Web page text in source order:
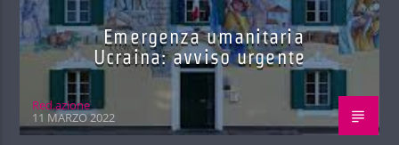
Emergenza umanitaria
Ucraina: avviso urgente
Red.azione
11 MARZO 2022